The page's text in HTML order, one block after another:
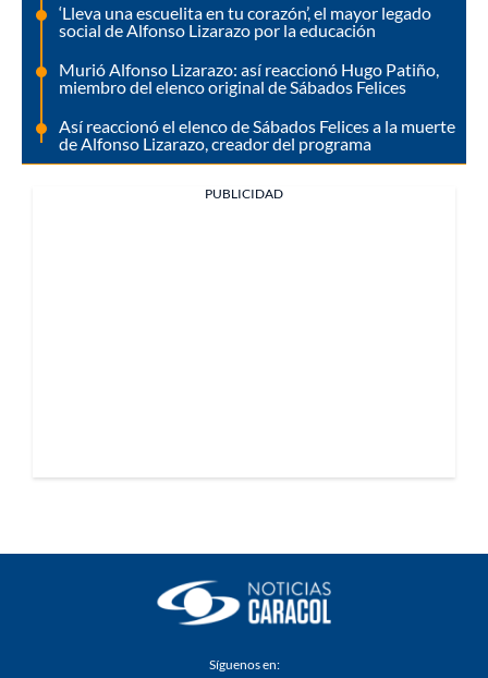
‘Lleva una escuelita en tu corazón’, el mayor legado
social de Alfonso Lizarazo por la educación
Murió Alfonso Lizarazo: así reaccionó Hugo Patiño,
miembro del elenco original de Sábados Felices
Así reaccionó el elenco de Sábados Felices a la muerte
de Alfonso Lizarazo, creador del programa
PUBLICIDAD
Síguenos en: